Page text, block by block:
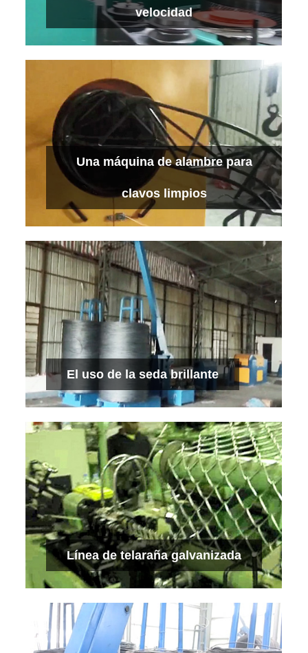
velocidad
Una máquina de clavos de alta velocidad
Ver más
Una máquina de alambre para
clavos limpios
Una máquina de alambre para clavos
limpios
Ver más
El uso de la seda brillante
El uso de la seda brillante
Ver más
Línea de telaraña galvanizada